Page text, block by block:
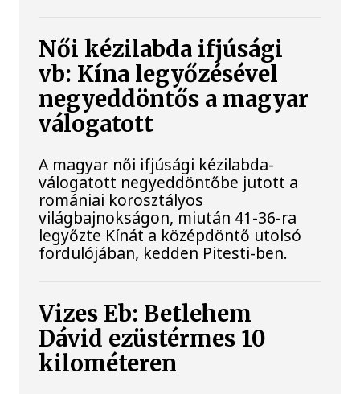
Női kézilabda ifjúsági
vb: Kína legyőzésével
negyeddöntős a magyar
válogatott
A magyar női ifjúsági kézilabda-
válogatott negyeddöntőbe jutott a
romániai korosztályos
világbajnokságon, miután 41-36-ra
legyőzte Kínát a középdöntő utolsó
fordulójában, kedden Pitesti-ben.
Vizes Eb: Betlehem
Dávid ezüstérmes 10
kilométeren